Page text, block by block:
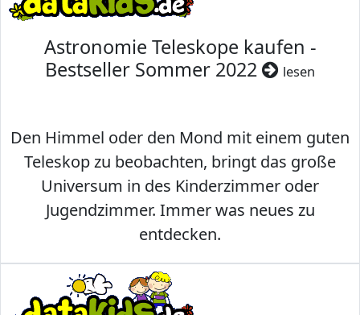
Astronomie Teleskope kaufen -
Bestseller Sommer 2022
lesen
Den Himmel oder den Mond mit einem guten
Teleskop zu beobachten, bringt das große
Universum in des Kinderzimmer oder
Jugendzimmer. Immer was neues zu
entdecken.